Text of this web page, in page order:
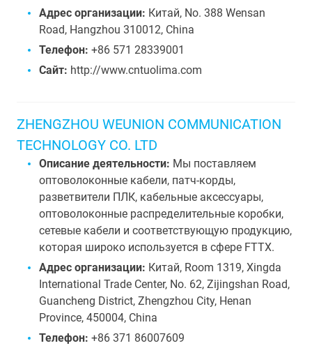
Адрес организации: Китай, No. 388 Wensan
Road, Hangzhou 310012, China
Телефон: +86 571 28339001
Сайт: http://www.cntuolima.com
ZHENGZHOU WEUNION COMMUNICATION
TECHNOLOGY CO. LTD
Описание деятельности: Мы поставляем
оптоволоконные кабели, патч-корды,
разветвители ПЛК, кабельные аксессуары,
оптоволоконные распределительные коробки,
сетевые кабели и соответствующую продукцию,
которая широко используется в сфере FTTX.
Адрес организации: Китай, Room 1319, Xingda
International Trade Center, No. 62, Zijingshan Road,
Guancheng District, Zhengzhou City, Henan
Province, 450004, China
Телефон: +86 371 86007609